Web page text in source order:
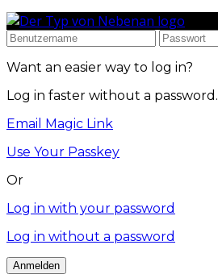
Want an easier way to log in?
Log in faster without a password.
Email Magic Link
Use Your Passkey
Or
Log in with your password
Log in without a password